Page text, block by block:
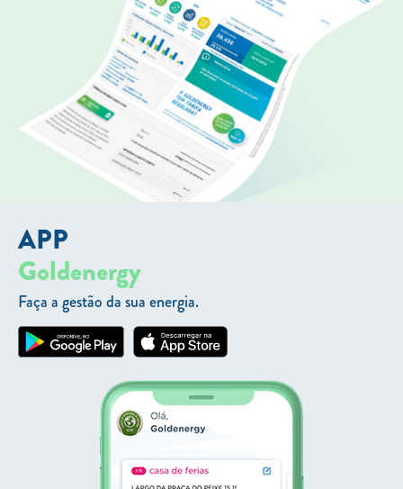
APP
Goldenergy
Faça a gestão da sua energia.